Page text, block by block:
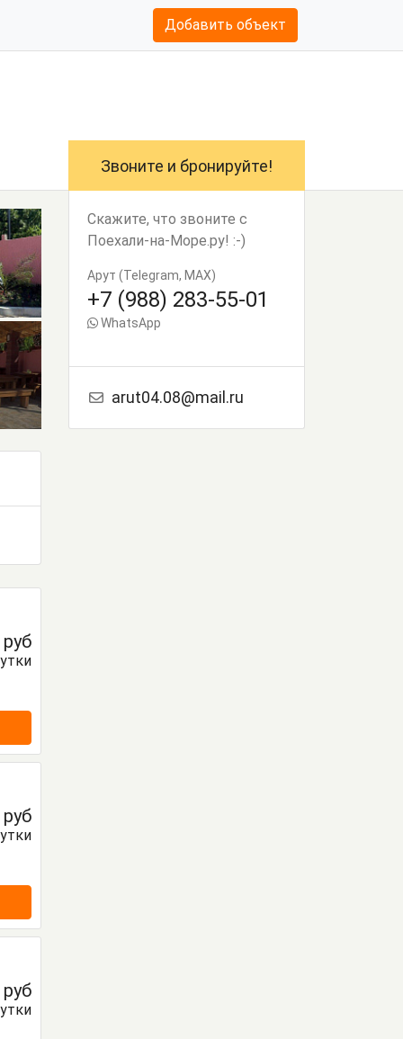
Добавить объект
руб
руб
руб
Звоните и бронируйте!
Скажите, что звоните с
Поехали-на-Море.ру! :-)
Арут (Telegram, MAX)
+7 (988) 283-55-01
WhatsApp
arut04.08@mail.ru